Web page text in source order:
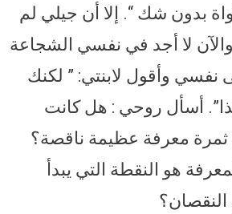
بدون شك “. إلا أن جيلي لم
لا أجد في نفسي الشجاعة
نفسي وأقول لابنتي: ” لكنك
أسأل روحي : هل كانت
ثمرة معرفة عظيمة ناقصة؟
هو النقطة التي يبدأ